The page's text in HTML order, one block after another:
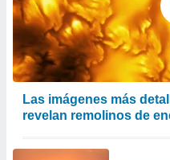
Las imágenes más
revelan remolinos de